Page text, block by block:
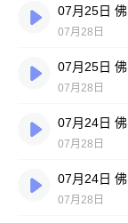
07月28日
07月28日
07月28日
07月28日